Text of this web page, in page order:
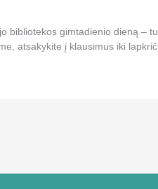
bibliotekos gimtadienio dieną –
atsakykite į klausimus iki